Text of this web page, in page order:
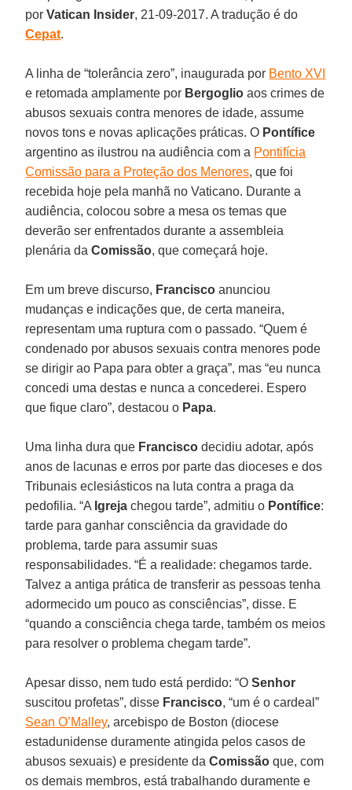
porVatican Insider, 21-09-2017. A tradução é do
Cepat.
A linha de “tolerância zero”, inaugurada por Bento XVI
e retomada amplamente por Bergoglio aos crimes de
abusos sexuais contra menores de idade, assume
novos tons e novas aplicações práticas. O Pontífice
argentino as ilustrou na audiência com a Pontifícia
Comissão para a Proteção dos Menores, que foi
recebida hoje pela manhã no Vaticano. Durante a
audiência, colocou sobre a mesa os temas que
deverão ser enfrentados durante a assembleia
plenária daComissão, que começará hoje.
Em um breve discurso, Francisco anunciou
mudanças e indicações que, de certa maneira,
representam uma ruptura com o passado. “Quem é
condenado por abusos sexuais contra menores pode
se dirigir ao Papa para obter a graça”, mas “eu nunca
concedi uma destas e nunca a concederei. Espero
que fique claro”, destacou o Papa.
Uma linha dura que Francisco decidiu adotar, após
anos de lacunas e erros por parte das dioceses e dos
Tribunais eclesiásticos na luta contra a praga da
pedofilia. “A Igreja chegou tarde”, admitiu o Pontífice:
tarde para ganhar consciência da gravidade do
problema, tarde para assumir suas
responsabilidades. “É a realidade: chegamos tarde.
Talvez a antiga prática de transferir as pessoas tenha
adormecido um pouco as consciências”, disse. E
“quando a consciência chega tarde, também os meios
para resolver o problema chegam tarde”.
Apesar disso, nem tudo está perdido: “OSenhor
suscitou profetas”, disse Francisco, “um é o cardeal”
Sean O’Malley, arcebispo de Boston (diocese
estadunidense duramente atingida pelos casos de
abusos sexuais) e presidente daComissão que, com
os demais membros, está trabalhando duramente e